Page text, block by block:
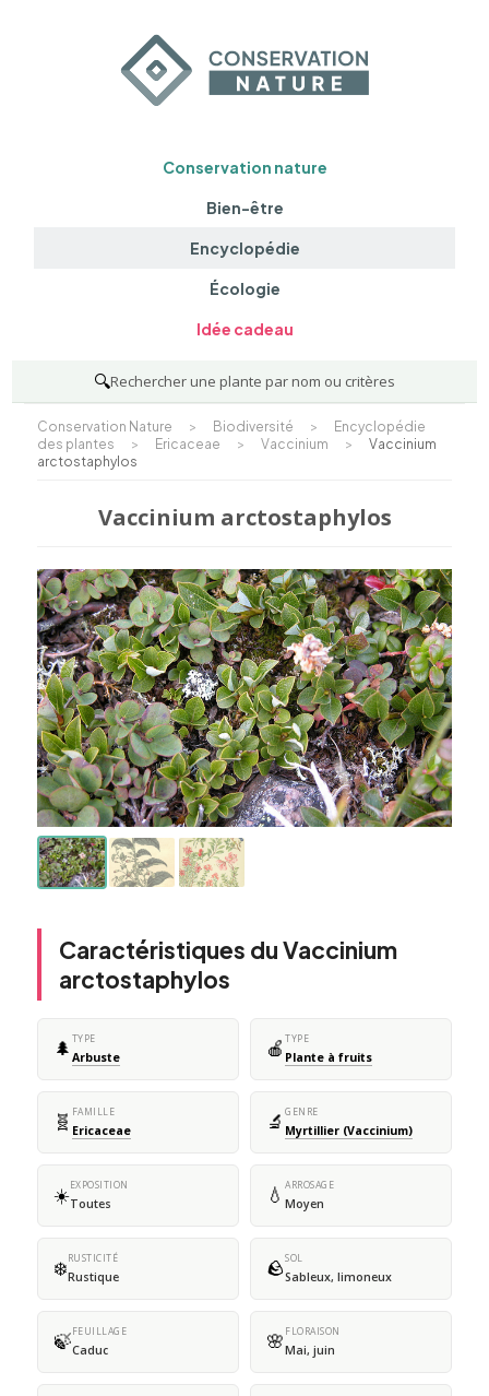
Conservation nature
Bien-être
Encyclopédie
Écologie
Idée cadeau
🔍Rechercher une plante par nom ou critères
Conservation Nature > Biodiversité >
Encyclopédie
des plantes
> Ericaceae > Vaccinium >
Vaccinium
arctostaphylos
Vaccinium arctostaphylos
Caractéristiques du Vaccinium
arctostaphylos
🌲 TYPE
Arbuste 🍎 TYPE
Plante à fruits
🧬 FAMILLE
Ericaceae 🔬 GENRE
Myrtillier (Vaccinium)
☀️EXPOSITION
Toutes 💧 ARROSAGE
Moyen
❄️RUSTICITÉ
Rustique 🪨SOL
Sableux, limoneux
🍃FEUILLAGE
Caduc 🌸 FLORAISON
Mai, juin